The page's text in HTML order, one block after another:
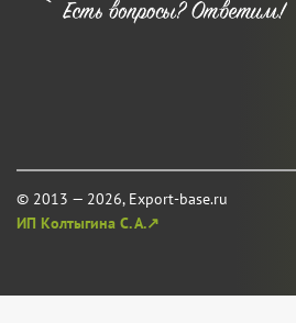
© 2013 — 2026, Export-base.ru
ИП Колтыгина С. А.↗